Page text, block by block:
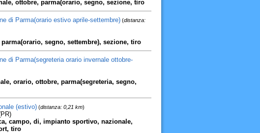
ottobre, parma(orario, segno, sezione, tiro
di Parma(orario estivo aprile-settembre)(distanza:
segno, settembre), sezione, tiro
di Parma(segreteria orario invernale ottobre-
orario, ottobre, parma(segreteria, segno,
(estivo)(distanza: 0,21 km)
campo, di, impianto sportivo, nazionale,
tiro